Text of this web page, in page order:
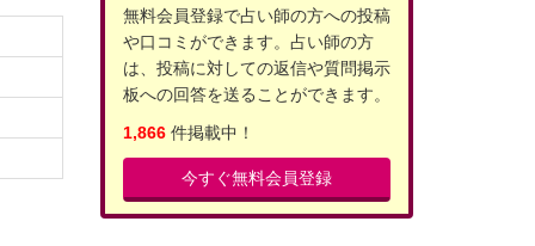
無料会員登録で占い師の方への投稿
や口コミができます。占い師の方
は、投稿に対しての返信や質問掲示
板への回答を送ることができます。
1,866件掲載中！
今すぐ無料会員登録